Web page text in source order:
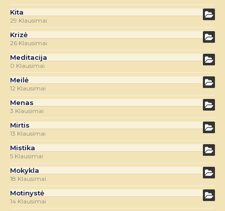
Kita
29 Klausimai
Krizė
26 Klausimai
Meditacija
0 Klausimai
Meilė
12 Klausimai
Menas
3 Klausimai
Mirtis
13 Klausimai
Mistika
5 Klausimai
Mokykla
18 Klausimai
Motinystė
14 Klausimai